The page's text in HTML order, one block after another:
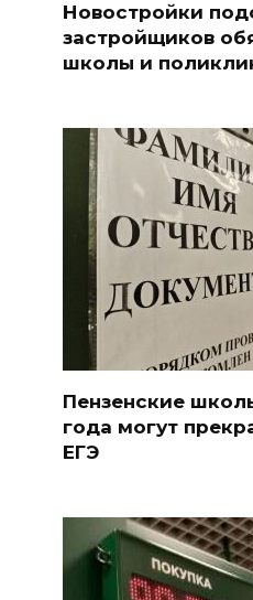
Новостройки
застройщиков
школы и
Пензенские
года могут
ЕГЭ